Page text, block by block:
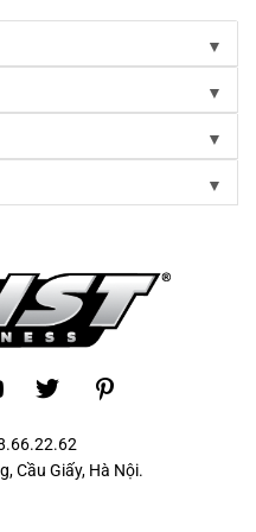
▼
▼
▼
▼
Cầu Giấy, Hà Nội.